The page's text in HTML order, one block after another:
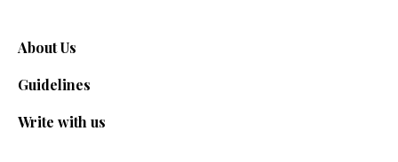
About Us
Guidelines
Write with us